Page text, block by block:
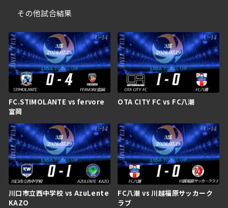
その他試合結果
FC.STIMOLANTE vs fervore
富岡
OTA CITY FC vs FC八潮
川口市立西中学校 vs AzuLente
KAZO
FC八潮 vs 川越福原サッカーク
ラブ